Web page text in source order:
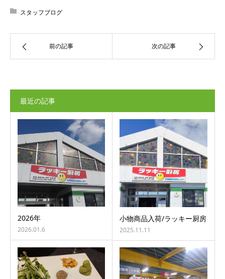
スタッフブログ
前の記事 次の記事
最近の記事
2026年
2026.01.6
小物商品入荷/ラッキー厨房
2025.11.11